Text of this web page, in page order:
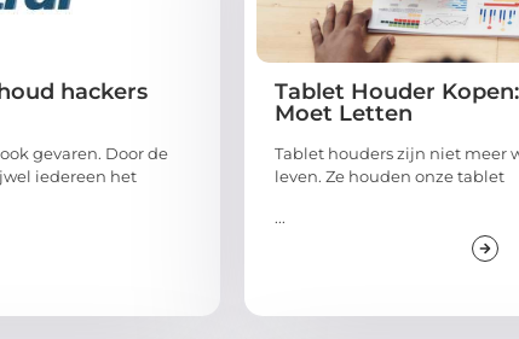
hackers
gevaren. Door de
iedereen het
Tablet Houder
Moet Letten
Tablet houders zijn niet meer
leven. Ze houden onze tablet
...